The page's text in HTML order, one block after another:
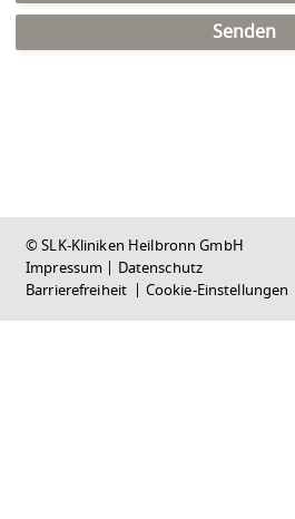
Senden
© SLK-Kliniken Heilbronn GmbH
Impressum | Datenschutz
Barrierefreiheit | Cookie-Einstellungen